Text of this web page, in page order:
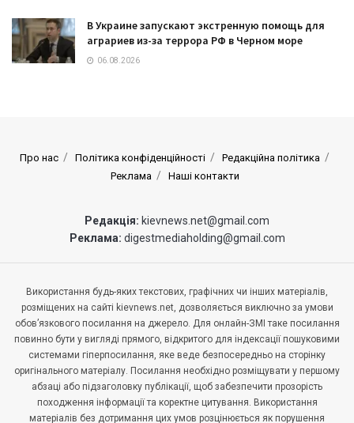
В Украине запускают экстренную помощь для
аграриев из-за террора РФ в Черном море
06.08.2026
Про нас Політика конфіденційності
Редакційна політика
Реклама
Наші контакти
Редакція: kievnews.net@gmail.com
Реклама: digestmediaholding@gmail.com
Використання будь-яких текстових, графічних чи інших матеріалів,
розміщених на сайті kievnews.net, дозволяється виключно за умови
обов’язкового посилання на джерело. Для онлайн-ЗМІ таке посилання
повинно бути у вигляді прямого, відкритого для індексації пошуковими
системами гіперпосилання, яке веде безпосередньо на сторінку
оригінального матеріалу. Посилання необхідно розміщувати у першому
абзаці або підзаголовку публікації, щоб забезпечити прозорість
походження інформації та коректне цитування. Використання
матеріалів без дотримання цих умов розцінюється як порушення